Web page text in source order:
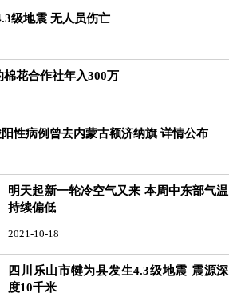
级地震 无人员伤亡
花合作社年入300万
性病例曾去内蒙古额济纳旗 详情公布
明天起新一轮冷空气又来 本周中东部气温
持续偏低
2021-10-18
四川乐山市犍为县发生4.3级地震 震源深
度10千米